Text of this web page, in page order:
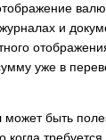
и
уже в
быть